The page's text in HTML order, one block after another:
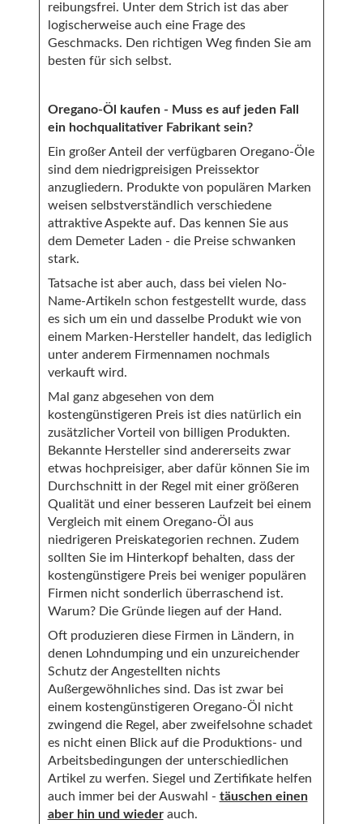
reibungsfrei. Unter dem Strich ist das aber
logischerweise auch eine Frage des
Geschmacks. Den richtigen Weg finden Sie am
besten für sich selbst.
Oregano-Öl kaufen - Muss es auf jeden Fall
ein hochqualitativer Fabrikant sein?
Ein großer Anteil der verfügbaren Oregano-Öle
sind dem niedrigpreisigen Preissektor
anzugliedern. Produkte von populären Marken
weisen selbstverständlich verschiedene
attraktive Aspekte auf. Das kennen Sie aus
dem Demeter Laden - die Preise schwanken
stark.
Tatsache ist aber auch, dass bei vielen No-
Name-Artikeln schon festgestellt wurde, dass
es sich um ein und dasselbe Produkt wie von
einem Marken-Hersteller handelt, das lediglich
unter anderem Firmennamen nochmals
verkauft wird.
Mal ganz abgesehen von dem
kostengünstigeren Preis ist dies natürlich ein
zusätzlicher Vorteil von billigen Produkten.
Bekannte Hersteller sind andererseits zwar
etwas hochpreisiger, aber dafür können Sie im
Durchschnitt in der Regel mit einer größeren
Qualität und einer besseren Laufzeit bei einem
Vergleich mit einem Oregano-Öl aus
niedrigeren Preiskategorien rechnen. Zudem
sollten Sie im Hinterkopf behalten, dass der
kostengünstigere Preis bei weniger populären
Firmen nicht sonderlich überraschend ist.
Warum? Die Gründe liegen auf der Hand.
Oft produzieren diese Firmen in Ländern, in
denen Lohndumping und ein unzureichender
Schutz der Angestellten nichts
Außergewöhnliches sind. Das ist zwar bei
einem kostengünstigeren Oregano-Öl nicht
zwingend die Regel, aber zweifelsohne schadet
es nicht einen Blick auf die Produktions- und
Arbeitsbedingungen der unterschiedlichen
Artikel zu werfen. Siegel und Zertifikate helfen
auch immer bei der Auswahl - täuschen einen
aber hin und wiederauch.